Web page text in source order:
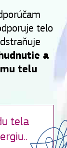
telo
a
telu
tela